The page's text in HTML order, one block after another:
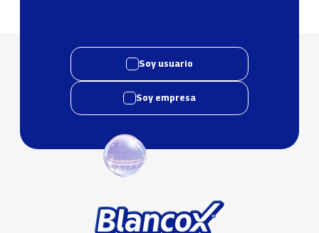
Soy usuario
Soy empresa